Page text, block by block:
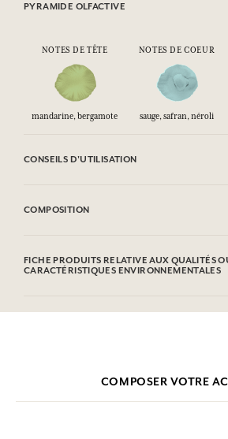
PYRAMIDE OLFACTIVE
NOTES DE TÊTE NOTES DE COEUR
mandarine, bergamote sauge, safran, néroli
CONSEILS D'UTILISATION
COMPOSITION
Limonene, Linalool, Hydroxycitronellal,
Citral, Geraniol. Cette liste peut faire l'objet
FICHE PRODUITS RELATIVE AUX QUALITÉS
CARACTÉRISTIQUES ENVIRONNEMENTALES
COMPOSER VOTRE